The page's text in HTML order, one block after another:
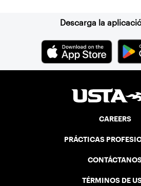
Descarga la
CAREERS
PRÁCTICAS
TÉRMINOS DE